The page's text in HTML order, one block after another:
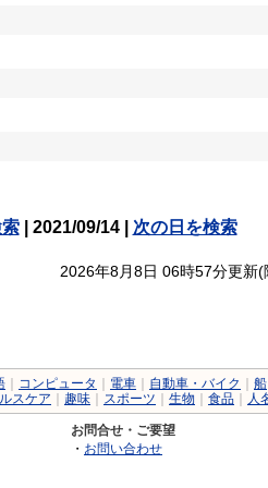
| 2021/09/14 | 次の日を検索
2026年8月8日 06時57分更新(
コンピュータ 電車 自動車・バイク 船
スケア 趣味 スポーツ 生物 食品 人
お問合せ・ご要望
・ お問い合わせ